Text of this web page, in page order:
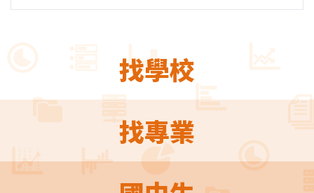
找學校
找專業